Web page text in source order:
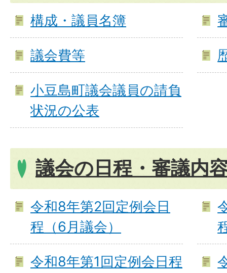
構成・議員名簿
議会費等
小豆島町議会議員の請負
状況の公表
議会の日程・審議内
令和8年第2回定例会日
程（6月議会）
令和8年第1回定例会日程